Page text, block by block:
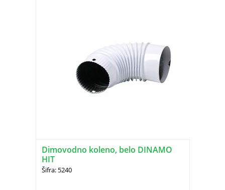
Dimovodno koleno, belo DINAMO
HIT
Šifra: 5240